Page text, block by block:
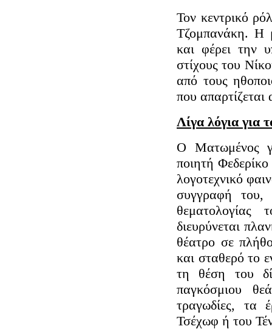
Τον κεντρικό
Τζομπανάκη. Η
και φέρει την
στίχους του
από τους
που
Λίγα λόγια για
Ο Ματωμένος
ποιητή
λογοτεχνικό
συγγραφή του,
διευρύνεται
θέατρο σε
και σταθερό το
τη θέση του
παγκόσμιου
τραγωδίες, τα
Τσέχωφ ή του